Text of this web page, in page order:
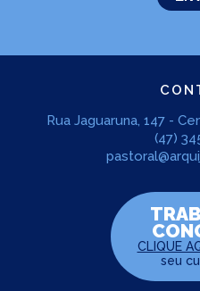
Rua Jaguaruna, 147 -
(47)
CLIQUE
seu